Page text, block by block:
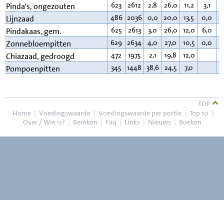
Pinda's, ongezouten 623 2612 2,8 26,0 11,2 3,1
Lijnzaad 486 2036 0,0 20,0 13,5 0,0
Pindakaas, gem. 625 2613 3,0 26,0 12,0 6,0
Zonnebloempitten 629 2634 4,0 27,0 10,5 0,0
Chiazaad, gedroogd 472 1975 2,1 19,8 12,0
Pompoenpitten 345 1448 38,6 24,5 7,0
TOP
Home | Voedingswaarde | Voedingswaarde per portie | Top 10 |
Over / Wie is? | Bereken | Faq | Links | Nieuws | Boeken